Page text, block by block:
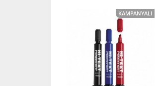
KAMPANYALI